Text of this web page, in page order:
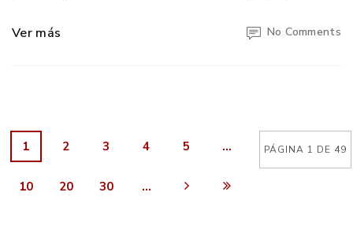
Ver más No Comments
PÁGINA 1 DE 49
1 2 3 4 5 ...
10 20 30 ...